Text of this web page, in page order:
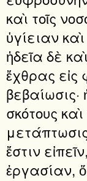
καὶ τοῖς
ὑγίειαν
ἡδεῖα δὲ
ἔχθρας εἰς
σκότους
ἔστιν
ἐργασίαν,